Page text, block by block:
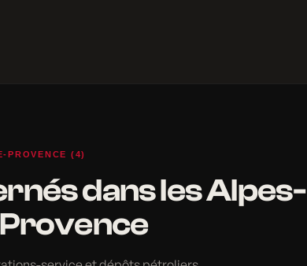
PROVENCE (4)
dans les Alpes-